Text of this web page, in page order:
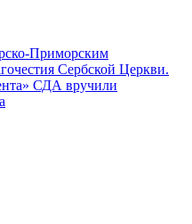
Приморским
Сербской Церкви.
СДА вручили